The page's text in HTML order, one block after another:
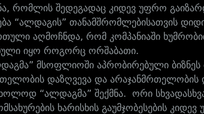
რომლის შედეგადაც კიდევ უფრო
“ალდაგის” თანამშრომლებისათვის
აღმოჩნდა, რომ კომპანიაში
იყო როგორც ორშაბათი.
მსოფლიოში აპრობირებული
დაზღვევა და არაჯანმრთელობის
“ალდაგმა” შექმნა. ორი
ხარისხის გაუმჯობესების